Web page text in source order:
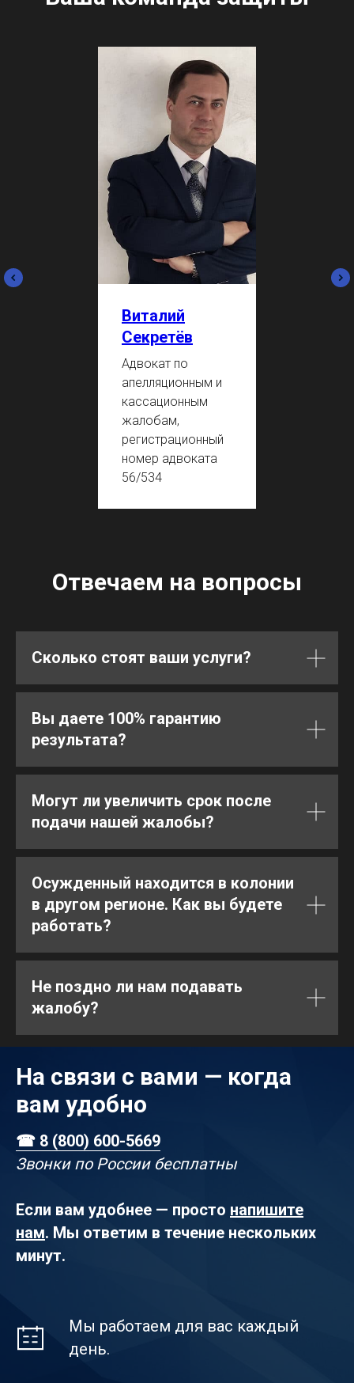
Виталий
Секретёв
Адвокат по
апелляционным и
кассационным
жалобам,
регистрационный
номер адвоката
56/534
Отвечаем на вопросы
Сколько стоят ваши услуги?
Вы даете 100% гарантию
результата?
Могут ли увеличить срок после
подачи нашей жалобы?
Осужденный находится в колонии
в другом регионе. Как вы будете
работать?
Не поздно ли нам подавать
жалобу?
На связи с вами — когда
вам удобно
☎ 8 (800) 600-5669
Звонки по России бесплатны
Если вам удобнее — просто напишите
нам. Мы ответим в течение нескольких
минут.
Мы работаем для вас каждый
день.